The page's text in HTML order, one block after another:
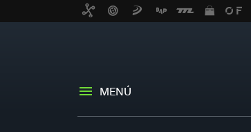
MENÚ